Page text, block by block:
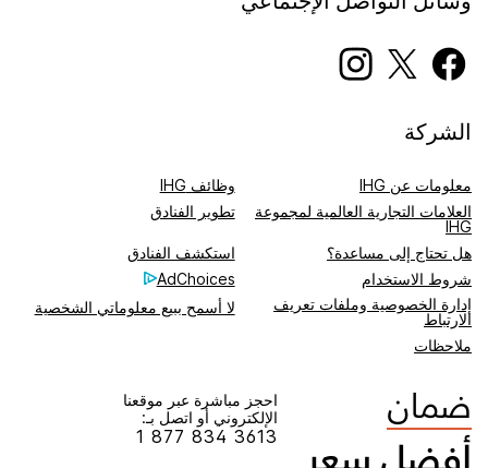
الشركة
معلومات عن IHG
وظائف IHG
العلامات التجارية العالمية لمجموعة
IHG
تطوير الفنادق
هل تحتاج إلى مساعدة؟
استكشف الفنادق
شروط الاستخدام​
AdChoices
إدارة الخصوصية وملفات تعريف
الارتباط
لا أسمح ببيع معلوماتي الشخصية
ملاحظات
احجز مباشرة عبر موقعنا
الإلكتروني أو اتصل بـ:
1 877 834 3613